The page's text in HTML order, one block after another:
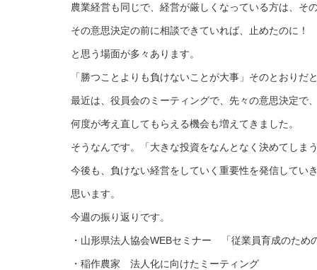
農業経営も同じで、経営が厳しくなっている方は、そ
その意思決定の前に相談できていれば、止めたのに！
と思う場面が多々あります。
「勝つことよりも負けないことが大事」そのとおりだ
最近は、役員会のミーティングで、先々の意思決定で
何度が考え直してもらえる機会も増えてきました。
そうなんです。「大きな投資をなんとなく決めてしま
今後も、負けない経営をしていく重要性を発信してい
思います。
今週の振り返りです。
・山形県法人協会WEBセミナー 「従業員育成のため
・稲作農家 法人化に向けたミーティング